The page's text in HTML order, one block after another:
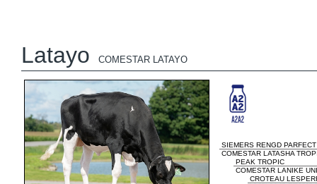
Latayo COMESTAR LATAYO
SIEMERS RENGD PARFECT
COMESTAR LATASHA
PEAK TROPIC
COMESTAR LANIKE
CROTEAU